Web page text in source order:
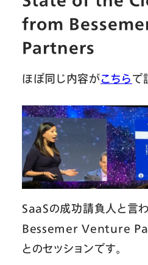
from
Partners
ほぼ同じ内容がこちらで
SaaSの成功請負人と言
Bessemer Venture
とのセッションです。